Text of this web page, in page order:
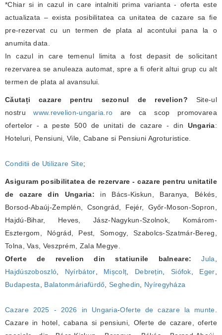
*Chiar si in cazul in care intalniti prima varianta - oferta este
actualizata – exista posibilitatea ca unitatea de cazare sa fie
pre-rezervat cu un termen de plata al acontului pana la o
anumita data.
In cazul in care temenul limita a fost depasit de solicitant
rezervarea se anuleaza automat, spre a fi oferit altui grup cu alt
termen de plata al avansului.
Căutați cazare pentru sezonul de revelion? Site-ul
nostruwww.revelion-ungaria.ro are ca scop promovarea
ofertelor - a peste 500 de unitati de cazare - din Ungaria:
Hoteluri, Pensiuni, Vile, Cabane si Pensiuni Agroturistice.
Conditii de Utilizare Site;
Asiguram posibilitatea de rezervare - cazare pentru unitatile
de cazare din Ungaria: in Bács-Kiskun, Baranya, Békés,
Borsod-Abaúj-Zemplén, Csongrád, Fejér, Győr-Moson-Sopron,
Hajdú-Bihar, Heves, Jász-Nagykun-Szolnok, Komárom-
Esztergom, Nógrád, Pest, Somogy, Szabolcs-Szatmár-Bereg,
Tolna, Vas, Veszprém, Zala Megye.
Oferte de revelion din statiunile balneare:
Jula
Hajdúszoboszló
Nyírbátor Mișcolț Debrețin Siófok Eger
Budapesta
Balatonmáriafürdő ,Seghedin Nyíregyháza
Cazare 2025 - 2026 in Ungaria-Oferte de cazare la munte
Cazare in hotel, cabana si pensiuni, Oferte de cazare, oferte